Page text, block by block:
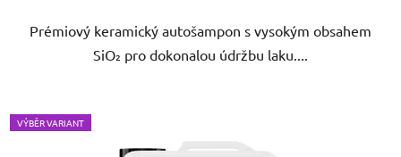
Prémiový keramický autošampon s vysokým obsahem
SiO₂ pro dokonalou údržbu laku....
VÝBĚR VARIANT